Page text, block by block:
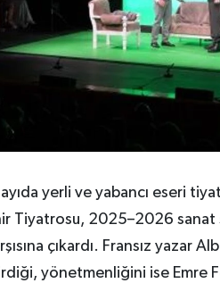
yerli ve yabancı eseri
Tiyatrosu, 2025–2026 sanat
çıkardı. Fransız yazar
yönetmenliğini ise Emre